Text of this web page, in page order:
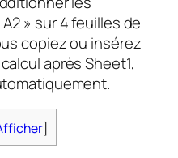
» sur 4 feuilles de
copiez ou insérez
après Sheet1,
]